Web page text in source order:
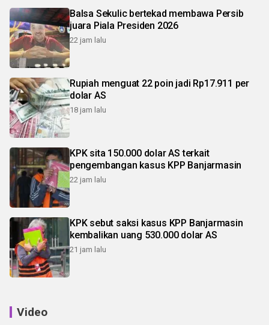
Balsa Sekulic bertekad membawa Persib
juara Piala Presiden 2026
22 jam lalu
Rupiah menguat 22 poin jadi Rp17.911 per
dolar AS
18 jam lalu
KPK sita 150.000 dolar AS terkait
pengembangan kasus KPP Banjarmasin
22 jam lalu
KPK sebut saksi kasus KPP Banjarmasin
kembalikan uang 530.000 dolar AS
21 jam lalu
Video